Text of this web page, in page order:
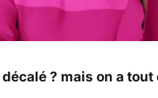
? mais on a tout